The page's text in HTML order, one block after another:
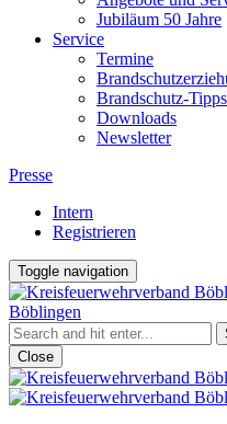
Jubiläum 50 Jahre
Service
Termine
Brandschutz-Tipps
Downloads
Newsletter
Presse
Intern
Registrieren
Toggle navigation
Böblingen
Close